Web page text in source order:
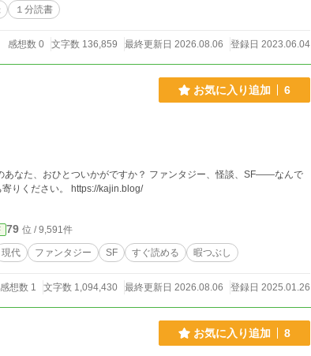
１分読書
感想数 0 文字数 136,859 最終更新日 2026.08.06 登録日 2023.06.04
お気に入り追加 6
も取りそろえてございます。どうぞお立ち寄りください。 https://kajin.blog/
79 位 / 9,591件
現代 ファンタジー SF すぐ読める 暇つぶし
感想数 1 文字数 1,094,430 最終更新日 2026.08.06 登録日 2025.01.26
お気に入り追加 8